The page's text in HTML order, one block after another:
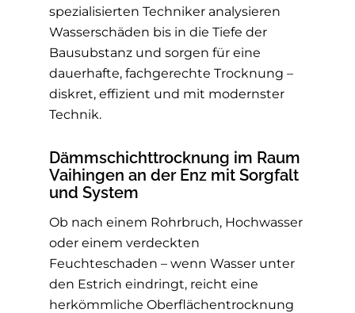
spezialisierten Techniker analysieren
Wasserschäden bis in die Tiefe der
Bausubstanz und sorgen für eine
dauerhafte, fachgerechte Trocknung –
diskret, effizient und mit modernster
Technik.
Dämmschichttrocknung im Raum
Vaihingen an der Enz mit Sorgfalt
und System
Ob nach einem Rohrbruch, Hochwasser
oder einem verdeckten
Feuchteschaden – wenn Wasser unter
den Estrich eindringt, reicht eine
herkömmliche Oberflächentrocknung